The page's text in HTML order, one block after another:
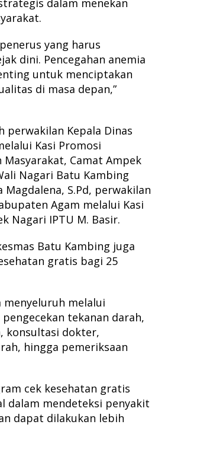
yang harus
dini. Pencegahan anemia
untuk menciptakan
di masa depan,”
Kepala Dinas
Kasi Promosi
Masyarakat, Camat Ampek
Nagari Batu Kambing
S.Pd, perwakilan
Agam melalui Kasi
Nagari IPTU M. Basir.
Batu Kambing juga
gratis bagi 25
menyeluruh melalui
tekanan darah,
konsultasi dokter,
hingga pemeriksaan
cek kesehatan gratis
dalam mendeteksi penyakit
dapat dilakukan lebih